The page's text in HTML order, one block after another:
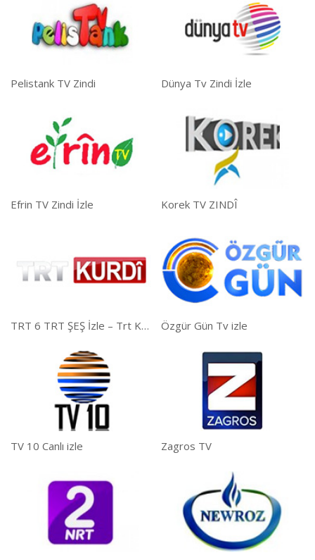
Pelistank TV Zindi Dünya Tv Zindi İzle
Efrin TV Zindi İzle Korek TV ZINDÎ
TRT 6 TRT ŞEŞ İzle – Trt Kurdi İzle Özgür Gün Tv izle
TV 10 Canlı izle Zagros TV